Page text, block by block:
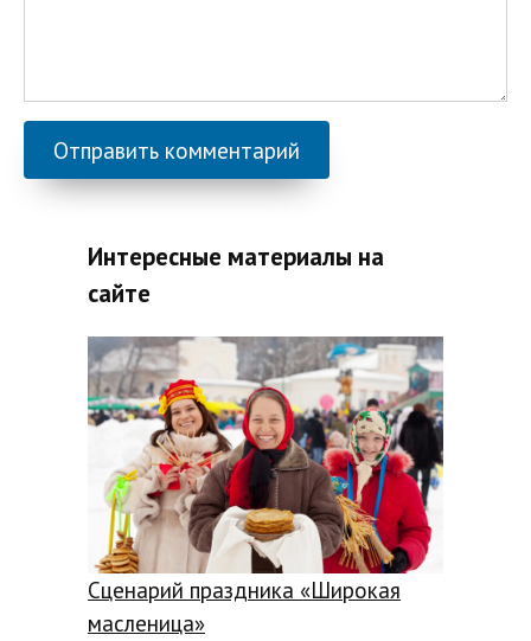
Интересные материалы на
сайте
Сценарий праздника «Широкая
масленица»